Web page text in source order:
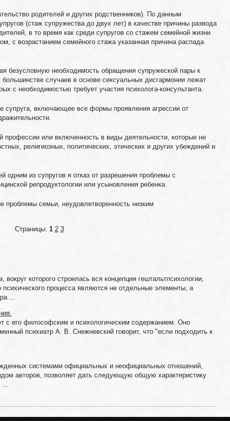
родителей и других родственников). По данным
(стаж супружества до двух лет) в качестве причины развода
в то время как среди супругов со стажем семейной жизни
с возрастанием семейного стажа указанная причина распада
безусловную необходимость обращения супружеской пары к
случаев в основе сексуальных дисгармонии лежат
с необходимостью требует участия психолога-консультанта.
супруга, включающее все формы проявления aгрессии от
профессии или включенность в виды деятельности, которые не
религиозных, политических, этических и других убеждений и
одним из супругов я отказ от разрешения проблемы с
репродуктологии или усыновления ребенка.
семьи, неудовлетворенность низким
Страницы: 1 2 3
которого строилась вся концепция гештальтпсихологии,
процесса являются не отдельные элементы, а
...
с его философским и психологическим содержанием. Оно
психиатр А. В. Снежневский говорит, что "если подходить к
системами официальных и неофициальных отношений,
авторов, позволяет дать следующую общую характеристику
...